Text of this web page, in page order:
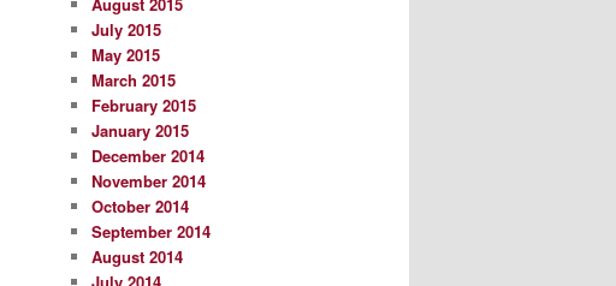
July 2015
May 2015
March 2015
February 2015
January 2015
December 2014
November 2014
October 2014
September 2014
August 2014